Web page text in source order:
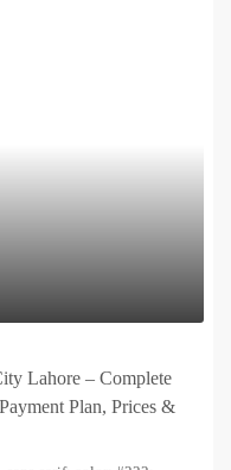
Lahore – Complete
Plan, Prices &